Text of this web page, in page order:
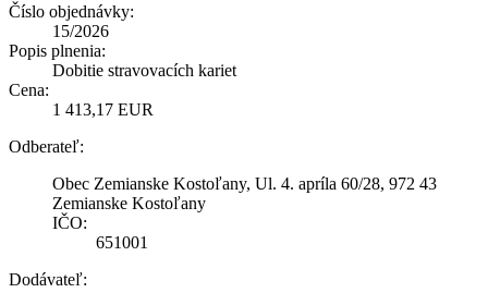
Číslo objednávky:
15/2026
Popis plnenia:
Dobitie stravovacích kariet
Cena:
1 413,17 EUR
Odberateľ:
Obec Zemianske Kostoľany, Ul. 4. apríla 60/28, 972 43
Zemianske Kostoľany
IČO:
651001
Dodávateľ: